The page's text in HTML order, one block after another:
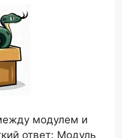
модулем и
ответ: Модуль